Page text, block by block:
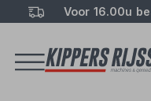
Voor 16.00u